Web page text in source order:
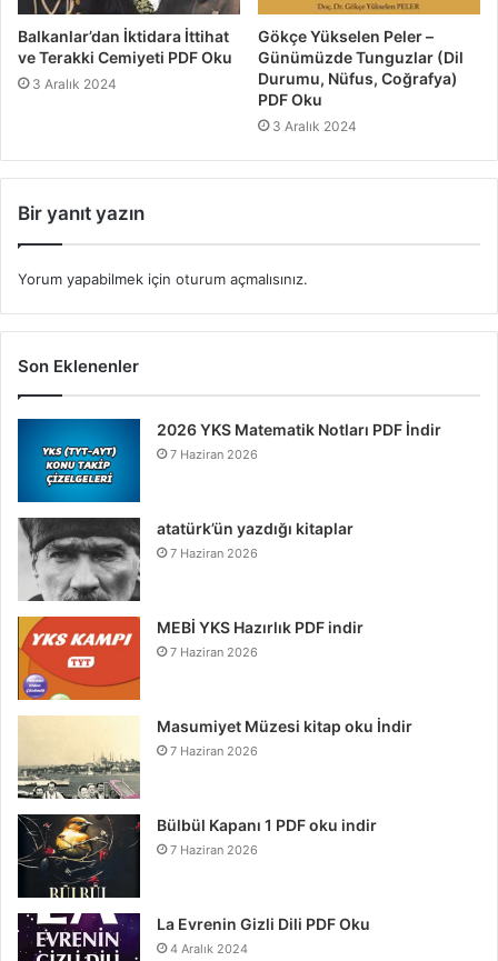
Balkanlar’dan İktidara İttihat
ve Terakki Cemiyeti PDF Oku
3 Aralık 2024
Gökçe Yükselen Peler –
Günümüzde Tunguzlar (Dil
Durumu, Nüfus, Coğrafya)
PDF Oku
3 Aralık 2024
Bir yanıt yazın
Yorum yapabilmek için oturum açmalısınız.
Son Eklenenler
2026 YKS Matematik Notları PDF İndir
7 Haziran 2026
atatürk’ün yazdığı kitaplar
7 Haziran 2026
MEBİ YKS Hazırlık PDF indir
7 Haziran 2026
Masumiyet Müzesi kitap oku İndir
7 Haziran 2026
Bülbül Kapanı 1 PDF oku indir
7 Haziran 2026
La Evrenin Gizli Dili PDF Oku
4 Aralık 2024